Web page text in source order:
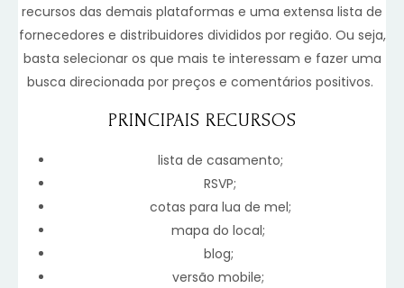
recursos das demais plataformas e uma extensa lista de
fornecedores e distribuidores divididos por região. Ou seja,
basta selecionar os que mais te interessam e fazer uma
busca direcionada por preços e comentários positivos.
PRINCIPAIS RECURSOS
lista de casamento;
RSVP;
cotas para lua de mel;
mapa do local;
blog;
versão mobile;